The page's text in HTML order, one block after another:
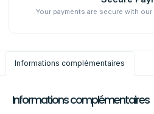
Your payments are secure with
Informations complémentaires
Informations complémentaires